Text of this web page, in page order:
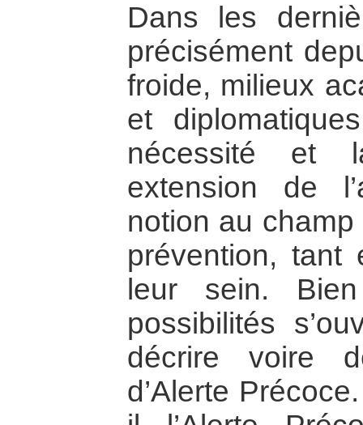
Dans les
précisément
froide, milieux
et
nécessité et
extension de
notion au
prévention, tant
leur sein.
possibilités
décrire voire
d’Alerte